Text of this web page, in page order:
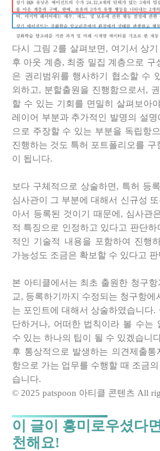
다시 그림 2를 살펴보면, 여기서 상
후 아웃 계층, 최종 밀집 계층으로 구
은 권리범위를 행사하기 협소할 수
외하고, 분할출원을 진행함으로서,
할 수 있는 기회를 면밀히 살펴보아
레이어 부분과 추가적인 발명의 설
으로 주장할 수 있는 부분을 독립항
진행하는 것도 특허 포트폴리오를 구
이 됩니다.
보다 구체적으로 상술하면, 특허 등
심사관이 그 부분에 대해서 신규성
아서 등록된 것이기 때문에, 심사관
적 특징으로 인정하고 있다고 판단
적인 기술적 내용을 포함하여 진행
가능성도 조금은 확보할 수 있다고
본 아티클에서는 최초 출원한 청구
교, 등록하기까지 수정되는 청구항에
는 포인트에 대해서 상술하였습니다
단하거나, 어떠한 법칙이라 볼 수는
수 있는 하나의 팁이 될 수 있겠습니
후 통상적으로 발생하는 의견제출
항으로 가는 업무를 수행할 때 조금
습니다.
© 2025 patspoon 아티클 콘텐츠 All
이 글이 흥미로우셨다
천해요!